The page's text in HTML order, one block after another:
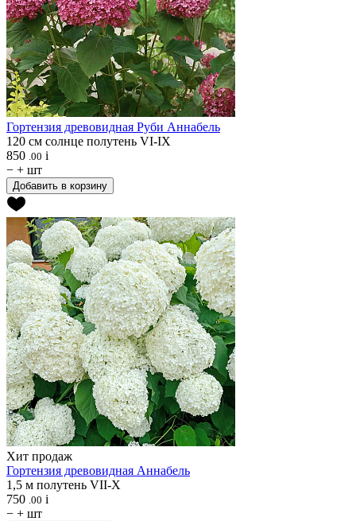
Гортензия древовидная Руби Аннабель
120 см солнце полутень VI-IX
850 .00 i
− + шт
Добавить в корзину
Хит продаж
Гортензия древовидная Аннабель
1,5 м полутень VII-X
750 .00 i
− + шт